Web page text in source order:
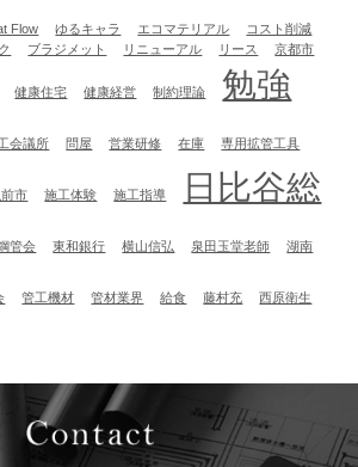
Flow ゆるキャラ エコマテリアル
コスト削減
ブラジメット リニューアル リース 京都市
健康住宅 健康経営 制約理論
勉強
会議所 問屋 営業研修 在庫 専用拡管工具
市 施工体験 施工指導
日比谷総
管会 東和銀行 横山信弘 泉田玉堂老師 湖南
管工機材 管材業界 給食 藤村充
西原衛生